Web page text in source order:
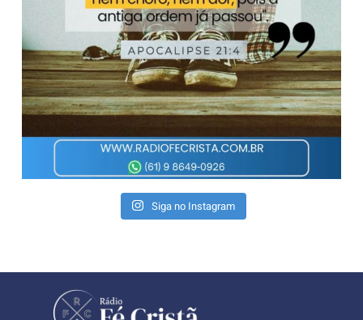
Siga no Instagram